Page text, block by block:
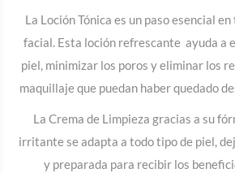
La Loción Tónica es un paso esencial
facial. Esta loción refrescante ayuda a
piel, minimizar los poros y eliminar los
maquillaje que puedan haber quedado
La Crema de Limpieza gracias a su
irritante se adapta a todo tipo de piel,
y preparada para recibir los